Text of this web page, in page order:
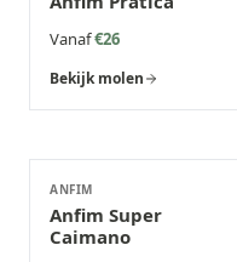
Vanaf€26
Bekijk molen
ANFIM
Anfim Super
Caimano